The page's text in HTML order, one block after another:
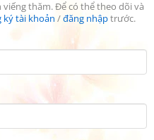
thăm. Để có thể theo dõi và
ký tài khoản /đăng nhậptrước.